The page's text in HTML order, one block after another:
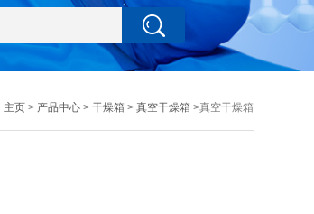
主页> 产品中心> 干燥箱 > 真空干燥箱 >真空干燥箱